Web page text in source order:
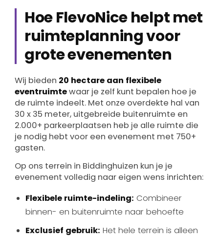
Hoe FlevoNice helpt met
ruimteplanning voor
grote evenementen
Wij bieden 20 hectare aan flexibele
eventruimtewaar je zelf kunt bepalen hoe je
de ruimte indeelt. Met onze overdekte hal van
30 x 35 meter, uitgebreide buitenruimte en
2.000+ parkeerplaatsen heb je alle ruimte die
je nodig hebt voor een evenement met 750+
gasten.
Op ons terrein in Biddinghuizen kun je je
evenement volledig naar eigen wens inrichten:
Flexibele ruimte-indeling: Combineer
binnen- en buitenruimte naar behoefte
Exclusief gebruik: Het hele terrein is alleen